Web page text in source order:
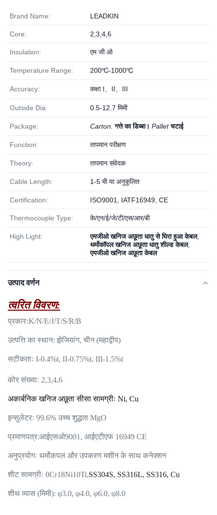
Brand Name: LEADKIN
Core: 2,3,4,6
Insulation: एम जी ओ
Temperature Range: 200℃-1000℃
Accuracy: कक्षा I、II、III
Outside Dia: 0.5-12.7 मिमी
Package: Carton. गत्ते का डिब्बा। Pallet चटाई
Function: तापमान परीक्षण
Theory: तापमान संवेदक
Cable Length: 1-5 मी या अनुकूलित
Certification: ISO9001, IATF16949, CE
Thermocouple Type: के/एन/ई/जे/टी/एस/आर/बी
High Light: एमजीओ खनिज अछूता धातु से घिरा हुआ केबल,
थर्मोकॉपल खनिज अछूता धातु शील्ड केबल,
एमजीओ खनिज अछूता केबल
उत्पाद वर्णन
त्वरित विवरण:
प्रकारःK/N/E/J/T/S/R/B
उत्पत्ति का स्थान: झेजियांग, चीन (महाद्वीप)
सटीकताः I-0.4%t, II-0.75%t, III-1.5%t
कोर संख्याः 2,3,4,6
अकार्बनिक खनिज अछूता सीसा सामग्रीः Ni, Cu
इन्सुलेटरः 99.6% उच्च शुद्धता MgO
प्रमाणपत्र:आईएसओ9001, आईएटीएफ 16949 CE
अनुप्रयोगः थर्मोकपल और उपकरण मशीन के साथ कनेक्शन
शीट सामग्रीः 0Cr18Ni10Ti,SS304S, SS316L, SS316, Cu
शीथ व्यास (मिमी): φ3.0, φ4.0, φ6.0, φ8.0